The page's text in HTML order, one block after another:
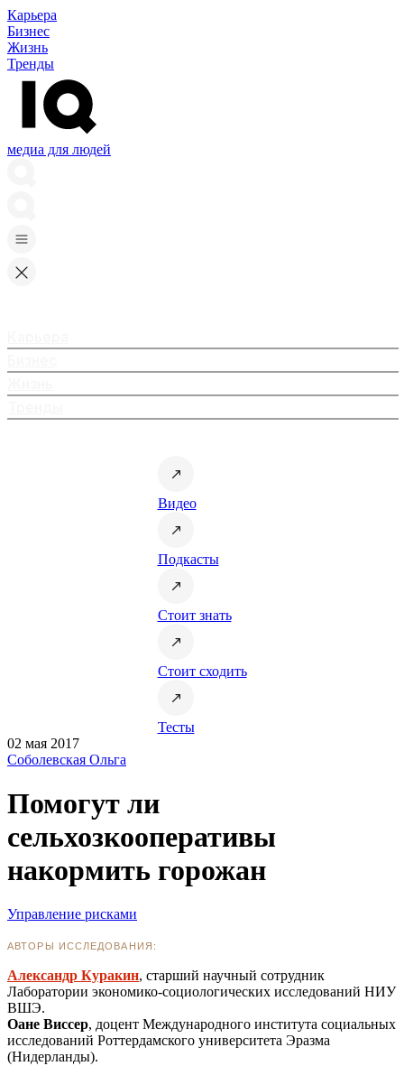
Карьера
Бизнес
Жизнь
Тренды
медиа для людей
Видео
Подкасты
Стоит знать
Стоит сходить
Тесты
02 мая 2017
Соболевская Ольга
Помогут ли
сельхозкооперативы
накормить горожан
Управление рисками
АВТОРЫ ИССЛЕДОВАНИЯ:
Александр Куракин, старший научный сотрудник
Лаборатории экономико-социологических исследований НИУ
ВШЭ.
Оане Виссер, доцент Международного института социальных
исследований Роттердамского университета Эразма
(Нидерланды).